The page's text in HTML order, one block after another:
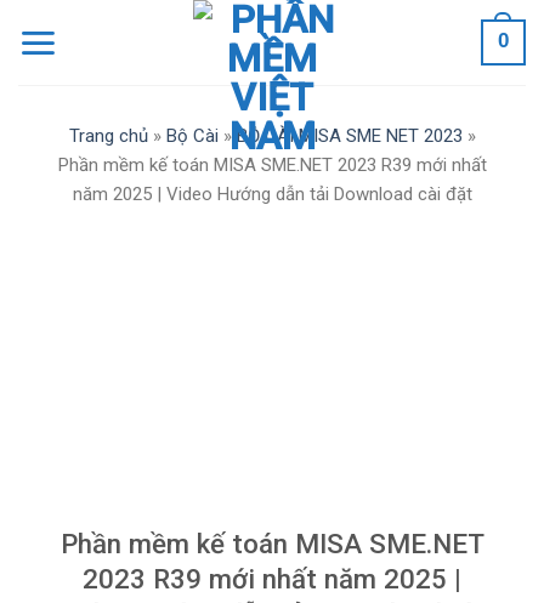
0
Trang chủ» Bộ Cài » BỘ CÀI MISA SME NET 2023 »
Phần mềm kế toán MISA SME.NET 2023 R39 mới nhất
năm 2025 | Video Hướng dẫn tải Download cài đặt
Phần mềm kế toán MISA SME.NET
2023 R39 mới nhất năm 2025 |